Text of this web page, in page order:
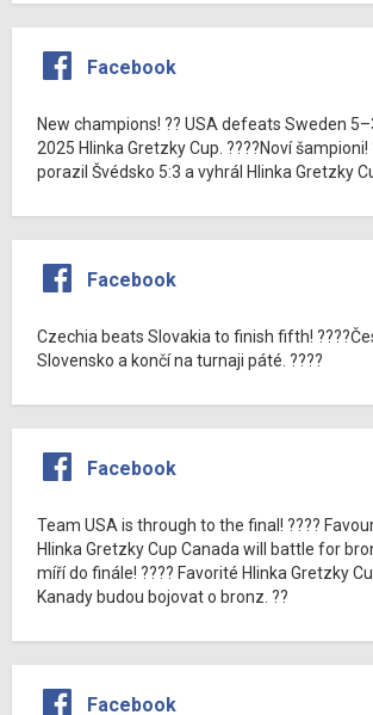
Facebook
New champions! ?? USA defeats Sweden
2025 Hlinka Gretzky Cup. ????Noví šampioni!
porazil Švédsko 5:3 a vyhrál Hlinka Gretzky
Facebook
Czechia beats Slovakia to finish fifth!
Slovensko a končí na turnaji páté. ????
Facebook
Team USA is through to the final! ????
Hlinka Gretzky Cup Canada will battle for
míří do finále! ???? Favorité Hlinka Gretzky
Kanady budou bojovat o bronz. ??
Facebook